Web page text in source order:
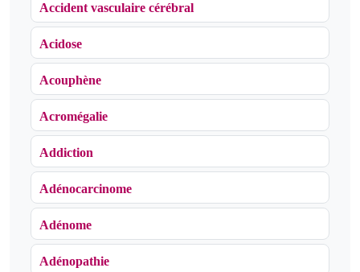
Accident vasculaire cérébral
Acidose
Acouphène
Acromégalie
Addiction
Adénocarcinome
Adénome
Adénopathie